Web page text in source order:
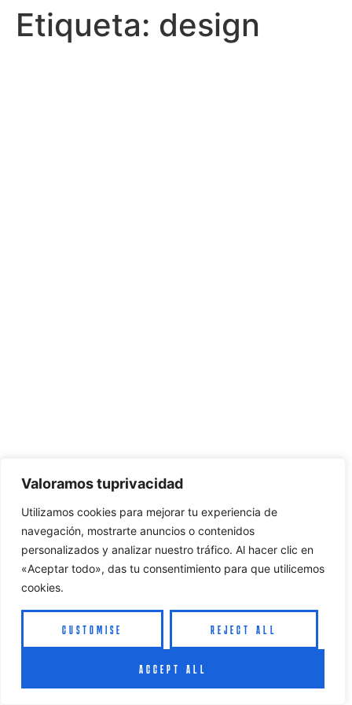
Valoramos tuprivacidad
Utilizamos cookies para mejorar tu experiencia de
navegación, mostrarte anuncios o contenidos
personalizados y analizar nuestro tráfico. Al hacer clic en
«Aceptar todo», das tu consentimiento para que utilicemos
cookies.
CUSTOMISE REJECT ALL
ACCEPT ALL
Etiqueta: design